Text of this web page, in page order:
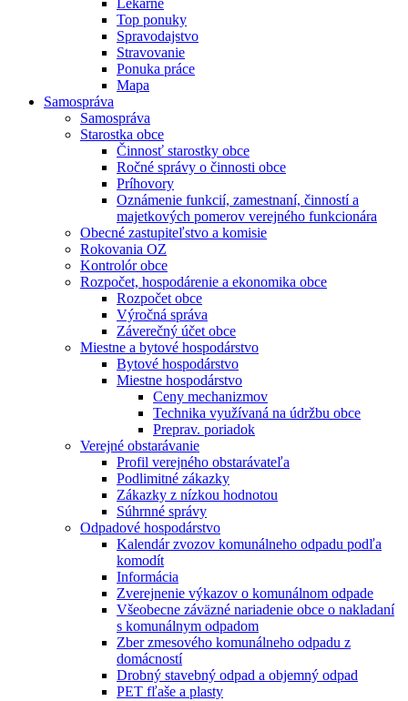
Lekárne
Top ponuky
Spravodajstvo
Stravovanie
Ponuka práce
Mapa
Samospráva
Samospráva
Starostka obce
Činnosť starostky obce
Ročné správy o činnosti obce
Príhovory
Oznámenie funkcií, zamestnaní, činností a
majetkových pomerov verejného funkcionára
Obecné zastupiteľstvo a komisie
Rokovania OZ
Kontrolór obce
Rozpočet, hospodárenie a ekonomika obce
Rozpočet obce
Výročná správa
Záverečný účet obce
Miestne a bytové hospodárstvo
Bytové hospodárstvo
Miestne hospodárstvo
Ceny mechanizmov
Technika využívaná na údržbu obce
Preprav. poriadok
Verejné obstarávanie
Profil verejného obstarávateľa
Podlimitné zákazky
Zákazky z nízkou hodnotou
Súhrnné správy
Odpadové hospodárstvo
Kalendár zvozov komunálneho odpadu podľa
komodít
Informácia
Zverejnenie výkazov o komunálnom odpade
Všeobecne záväzné nariadenie obce o nakladaní
s komunálnym odpadom
Zber zmesového komunálneho odpadu z
domácností
Drobný stavebný odpad a objemný odpad
PET fľaše a plasty